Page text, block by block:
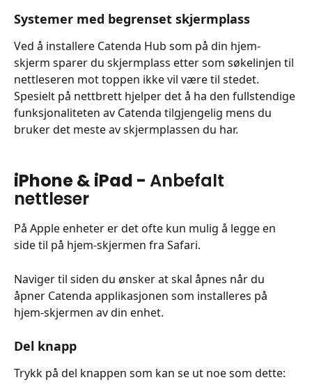
Systemer med begrenset skjermplass
Ved å installere Catenda Hub som på din hjem-
skjerm sparer du skjermplass etter som søkelinjen til
nettleseren mot toppen ikke vil være til stedet.
Spesielt på nettbrett hjelper det å ha den fullstendige
funksjonaliteten av Catenda tilgjengelig mens du
bruker det meste av skjermplassen du har.
iPhone & iPad - Anbefalt
nettleser
På Apple enheter er det ofte kun mulig å legge en
side til på hjem-skjermen fra Safari.
Naviger til siden du ønsker at skal åpnes når du
åpner Catenda applikasjonen som installeres på
hjem-skjermen av din enhet.
Del knapp
Trykk på del knappen som kan se ut noe som dette: